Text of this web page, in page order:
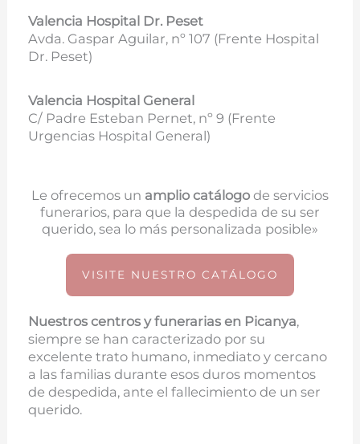
Valencia Hospital Dr. Peset
Avda. Gaspar Aguilar, nº 107 (Frente Hospital
Dr. Peset)
Valencia Hospital General
C/ Padre Esteban Pernet, nº 9 (Frente
Urgencias Hospital General)
Le ofrecemos un amplio catálogo de servicios
funerarios, para que la despedida de su ser
querido, sea lo más personalizada posible»
VISITE NUESTRO CATÁLOGO
Nuestros centros y funerarias en Picanya,
siempre se han caracterizado por su
excelente trato humano, inmediato y cercano
a las familias durante esos duros momentos
de despedida, ante el fallecimiento de un ser
querido.